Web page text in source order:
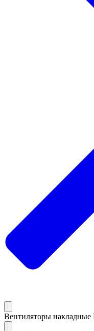
Вентиляторы накладные